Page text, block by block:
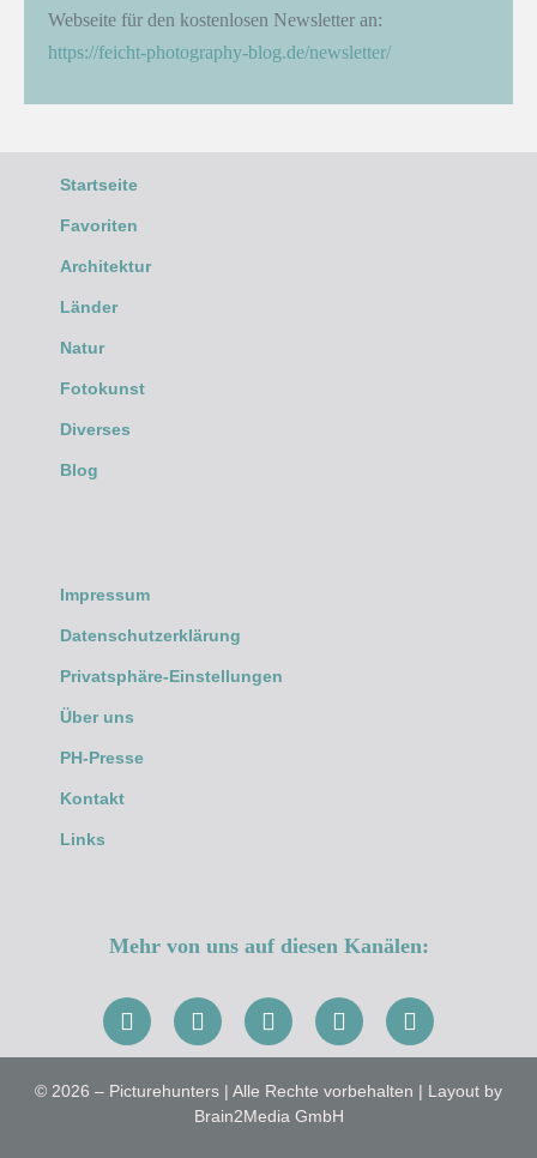
Webseite für den kostenlosen Newsletter an:
https://feicht-photography-blog.de/newsletter/
Startseite
Favoriten
Architektur
Länder
Natur
Fotokunst
Diverses
Blog
Impressum
Datenschutzerklärung
Privatsphäre-Einstellungen
Über uns
PH-Presse
Kontakt
Links
Mehr von uns auf diesen Kanälen:
© 2026 – Picturehunters | Alle Rechte vorbehalten | Layout by
Brain2Media GmbH